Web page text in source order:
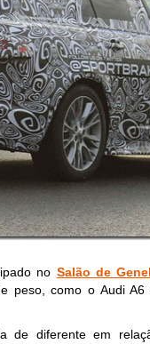
no Salão de
peso, como o Audi
de diferente em